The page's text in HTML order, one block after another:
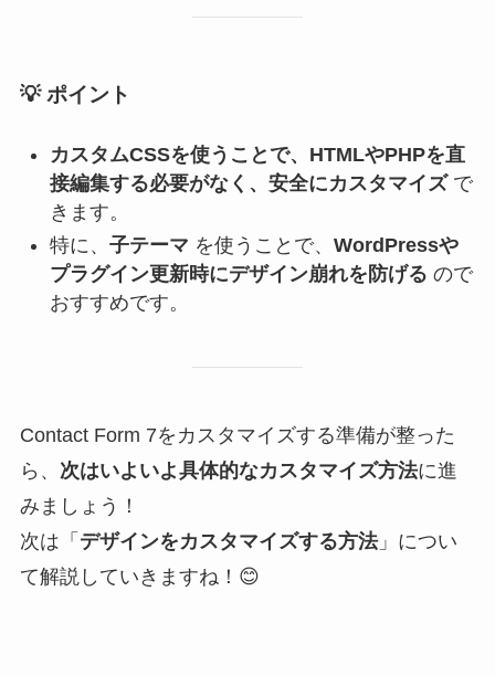
💡ポイント
カスタムCSSを使うことで、HTMLやPHPを直
接編集する必要がなく、安全にカスタマイズで
きます。
特に、 子テーマ を使うことで、 WordPressや
プラグイン更新時にデザイン崩れを防げる ので
おすすめです。
Contact Form 7をカスタマイズする準備が整った
ら、 次はいよいよ具体的なカスタマイズ方法に進
みましょう！
次は「 デザインをカスタマイズする方法」につい
て解説していきますね！😊